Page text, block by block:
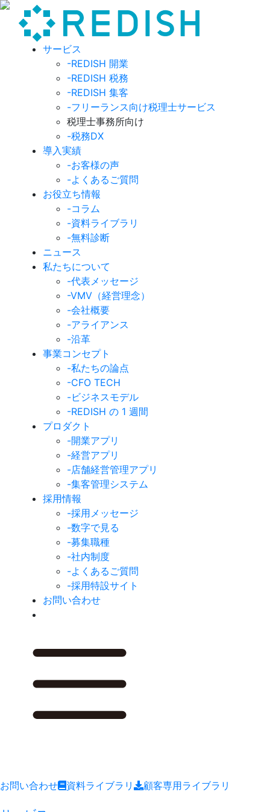
サービス
-REDISH 開業
-REDISH 税務
-REDISH 集客
-フリーランス向け税理士サービス
税理士事務所向け
-税務DX
導入実績
-お客様の声
-よくあるご質問
お役立ち情報
-コラム
-資料ライブラリ
-無料診断
ニュース
私たちについて
-代表メッセージ
-VMV（経営理念）
-会社概要
-アライアンス
-沿革
事業コンセプト
-私たちの論点
-CFO TECH
-ビジネスモデル
-REDISH の 1 週間
プロダクト
-開業アプリ
-経営アプリ
-店舗経営管理アプリ
-集客管理システム
採用情報
-採用メッセージ
-数字で見る
-募集職種
-社内制度
-よくあるご質問
-採用特設サイト
お問い合わせ
お問い合わせ 資料ライブラリ 顧客専用ライブラリ